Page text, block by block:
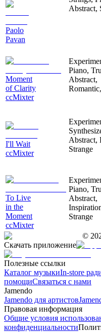
Paolo
Pavan
Abstract,
Moment
of Clarity
ccMixter
Piano,
Abstract,
I'll Wait
ccMixter
Abstract,
Strange
To Live
in the
Moment
ccMixter
Piano,
Abstract,
Strange
©
Скачать приложение
Полезные ссылки
Каталог музыкиIn-store
помощиСвязаться с нами
Jamendo
Jamendo для артистов
Правовая информация
Общие условия
конфиденциальности